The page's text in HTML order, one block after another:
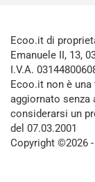
Ecoo.it di
Emanuele II, 13,
I.V.A.
Ecoo.it non è
aggiornato senza
considerarsi un
del 07.03.2001
Copyright ©2026